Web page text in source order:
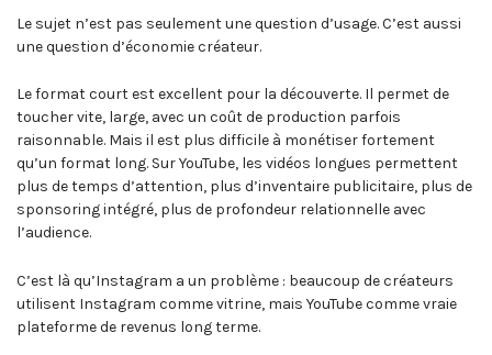
Le sujet n’est pas seulement une question d’usage. C’est aussi
une question d’économie créateur.
Le format court est excellent pour la découverte. Il permet de
toucher vite, large, avec un coût de production parfois
raisonnable. Mais il est plus difficile à monétiser fortement
qu’un format long. Sur YouTube, les vidéos longues permettent
plus de temps d’attention, plus d’inventaire publicitaire, plus de
sponsoring intégré, plus de profondeur relationnelle avec
l’audience.
C’est là qu’Instagram a un problème : beaucoup de créateurs
utilisent Instagram comme vitrine, mais YouTube comme vraie
plateforme de revenus long terme.